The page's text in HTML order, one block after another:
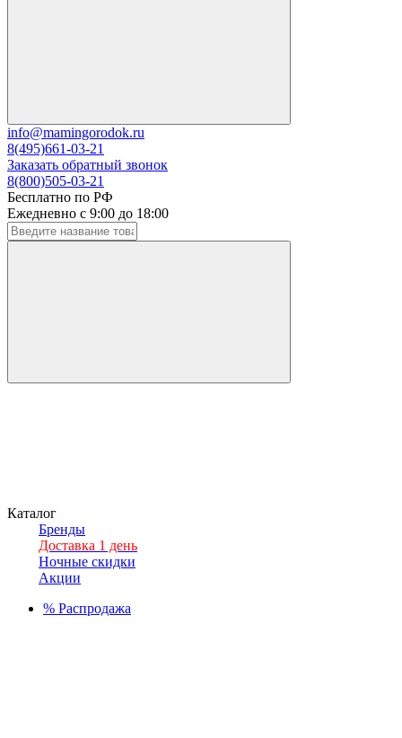
info@mamingorodok.ru
8(495)661-03-21
Заказать обратный звонок
8(800)505-03-21
Бесплатно по РФ
Ежедневно с 9:00 до 18:00
Каталог
Бренды
Доставка 1 день
Ночные скидки
Акции
% Распродажа